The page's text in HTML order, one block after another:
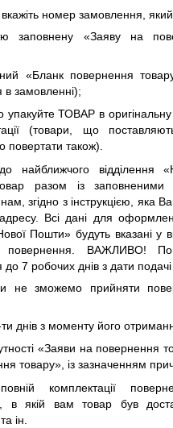
вкажіть номер замовлення,
заповнену «Заяву на
«Бланк повернення
в замовленні);
упакуйте ТОВАР в оригінальну
(товари, що
повертати також).
до найближчого відділення
разом із
згідно з інструкцією, яка
Всі дані для
Пошти» будуть вказані у
ВАЖЛИВО!
до 7 робочих днів з дати подачі
не зможемо прийняти
днів з моменту його
«Заяви на повернення
товару», із зазначенням
комплектації
в якій вам товар був
ін.